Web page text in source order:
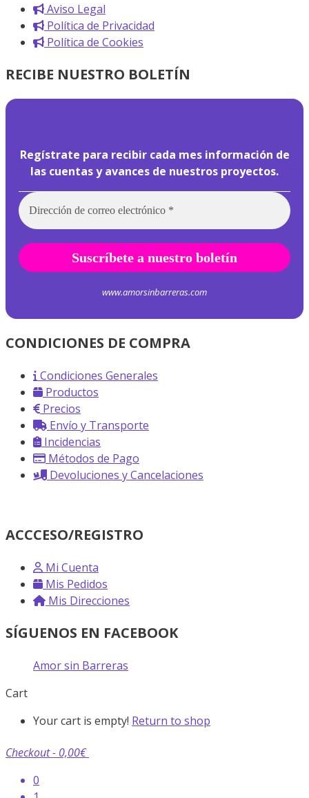
Aviso Legal
Política de Privacidad
Política de Cookies
RECIBE NUESTRO BOLETÍN
Regístrate para recibir cada mes información de
las cuentas y avances de nuestros proyectos.
www.amorsinbarreras.com
CONDICIONES DE COMPRA
Condiciones Generales
Productos
Precios
Envío y Transporte
Incidencias
Métodos de Pago
Devoluciones y Cancelaciones
ACCCESO/REGISTRO
Mi Cuenta
Mis Pedidos
Mis Direcciones
SÍGUENOS EN FACEBOOK
Amor sin Barreras
Cart
Your cart is empty! Return to shop
Checkout- 0,00€
0